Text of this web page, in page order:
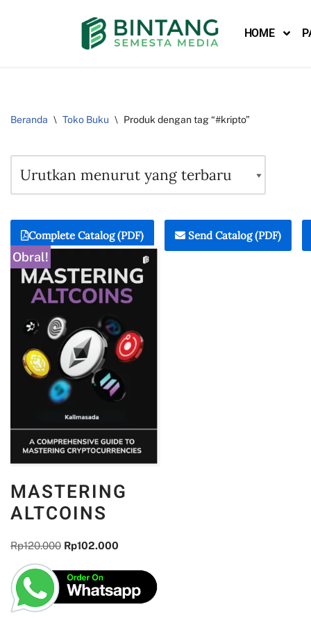
HOME
Beranda \ Toko Buku \ Produk dengan tag “#kripto”
Complete Catalog (PDF) Send Catalog (PDF)
Obral!
MASTERING
ALTCOINS
Rp120.000 Rp102.000